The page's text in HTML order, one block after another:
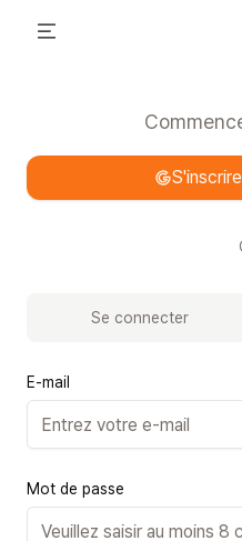
Toggle Menu
Se connecter
E-mail
Mot de passe